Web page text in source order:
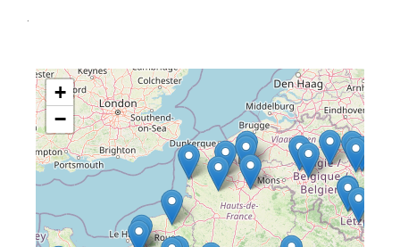
.
+
−